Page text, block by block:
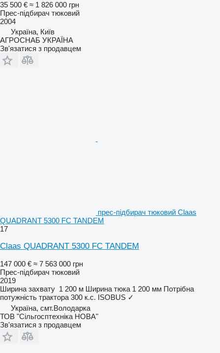
35 500 € ≈ 1 826 000 грн
Прес-підбирач тюковий
2004
Україна, Київ
АГРОСНАБ УКРАЇНА
Зв'язатися з продавцем
прес-підбирач тюковий Claas
QUADRANT 5300 FC TANDEM
17
Claas QUADRANT 5300 FC TANDEM
147 000 € ≈ 7 563 000 грн
Прес-підбирач тюковий
2019
Ширина захвату 1 200 м Ширина тюка 1 200 мм Потрібна
потужність трактора 300 к.с. ISOBUS ✓
Україна, смт.Володарка
ТОВ "Сiльгосптехнiка НОВА"
Зв'язатися з продавцем